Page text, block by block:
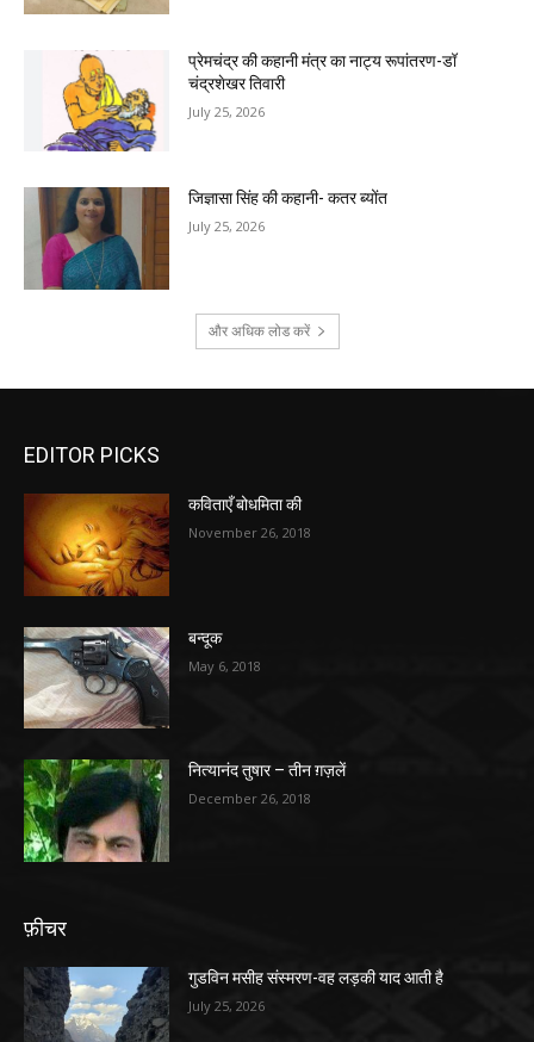
प्रेमचंद्र की कहानी मंत्र का नाट्य रूपांतरण-डॉ
चंद्रशेखर तिवारी
July 25, 2026
जिज्ञासा सिंह की कहानी- कतर ब्योंत
July 25, 2026
और अधिक लोड करें
EDITOR PICKS
कविताएँ बोधमिता की
November 26, 2018
बन्दूक
May 6, 2018
नित्यानंद तुषार – तीन ग़ज़लें
December 26, 2018
फ़ीचर
गुडविन मसीह संस्मरण-वह लड़की याद आती है
July 25, 2026